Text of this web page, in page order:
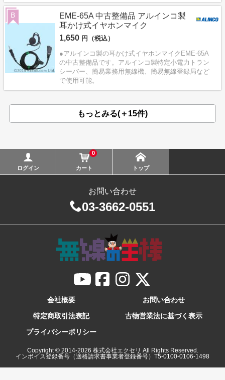
EME-65A 中古整備品 アルインコ製
耳かけ式イヤホンマイク
1,650 円（税込）
●アルインコ製の耳かけ式イヤホンマイクEME-65A
の中古整備品です。アルインコ製特定小電力トラン
シーバー、簡易業務用無線機、簡易無線登録局など
で使用可能。
B
もっとみる(＋15件)
ログイン
0
カート トップ
お問い合わせ
03-3662-0551
会社概要
お問い合わせ
特定商取引法表記
古物営業法に基づく表示
プライバシーポリシー
Copyright © 2014-2026 株式会社エクセリ All Rights Reserved.
インボイス登録番号（適格請求書事業者登録番号）T5-0100-0106-1498